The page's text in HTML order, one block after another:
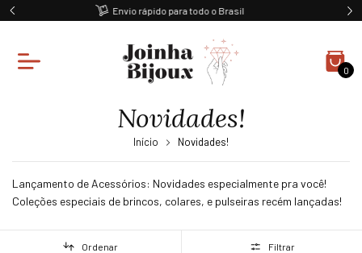
Ganhe 10% off na primeira compra
0
Novidades!
Início Novidades!
Lançamento de Acessórios: Novidades especialmente pra você!
Coleções especiais de brincos, colares, e pulseiras recém lançadas!
Ordenar Filtrar